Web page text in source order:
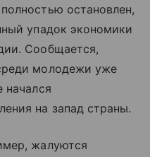
остановлен,
упадок экономики
Сообщается,
молодежи уже
начался
на запад страны.
жалуются